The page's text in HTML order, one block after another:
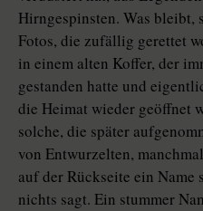
Hirngespinsten. Was bleibt,
Fotos, die zufällig gerettet
in einem alten Koffer, der
gestanden hatte und
die Heimat wieder geöffnet
solche, die später
von Entwurzelten,
auf der Rückseite ein Name
nichts sagt. Ein stummer